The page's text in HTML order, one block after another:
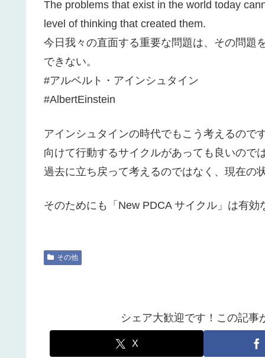
The problems that exist in the world today
level of thinking that created them.
今日我々の直面する重要な問題は、その問題
できない。
#アルベルト・アインシュタイン
#AlbertEinstein
アインシュタインの時代でもこう考えるので
向けて行動するサイクルがあっても良いので
過去に立ち戻って考えるのではなく、現在
そのためにも「New PDCA サイクル」は有
その他
シェア大歓迎です！この記事
X